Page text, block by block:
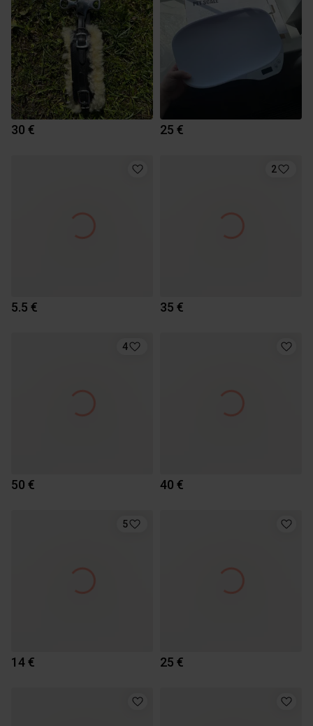
30 € 25 €
5.5 €
2
35 €
4
50 € 40 €
5
14 € 25 €